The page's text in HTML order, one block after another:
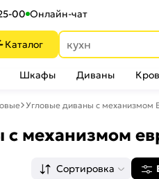
00 Онлайн-чат
Каталог
Шкафы Диваны
Угловые диваны с механизмом
с механизмом
Сортировка